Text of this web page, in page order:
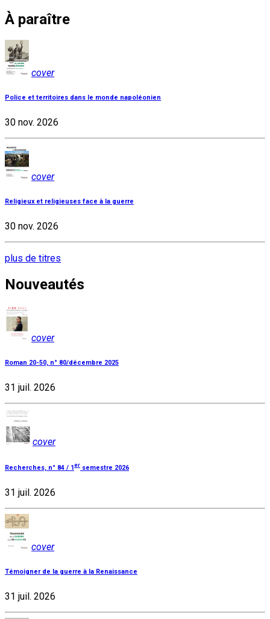
À paraître
cover
Police et territoires dans le monde napoléonien
30 nov. 2026
cover
Religieux et religieuses face à la guerre
30 nov. 2026
plus de titres
Nouveautés
cover
Roman 20-50, n° 80/décembre 2025
31 juil. 2026
cover
Recherches, n° 84 / 1 er semestre 2026
31 juil. 2026
cover
Témoigner de la guerre à la Renaissance
31 juil. 2026